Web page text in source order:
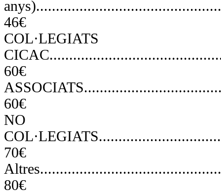
46€
COL·LEGIATS
60€
60€
NO
70€
80€